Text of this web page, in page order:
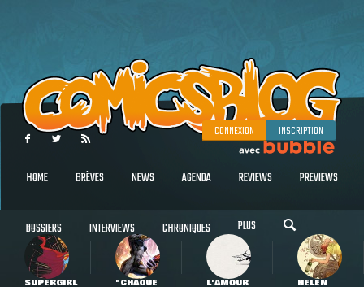
CONNEXION INSCRIPTION
HOME BRÈVES NEWS AGENDA REVIEWS PREVIEWS
DOSSIERS INTERVIEWS CHRONIQUES PLUS
SUPERGIRL "CHAQUE L'AMOUR HELEN